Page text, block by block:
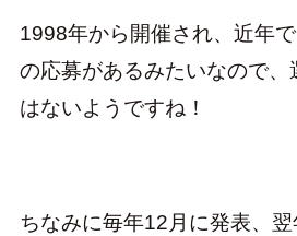
1998年から開催され、近年
の応募があるみたいなので、
はないようですね！
ちなみに毎年12月に発表、